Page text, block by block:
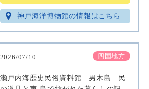
神戸海洋博物館の情報はこちら
2026/07/10 四国地方
瀬戸内海歴史民俗資料館 男木島 民